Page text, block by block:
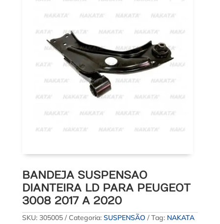
BANDEJA SUSPENSAO
DIANTEIRA LD PARA PEUGEOT
3008 2017 A 2020
SKU: 305005 Categoria: SUSPENSÃO Tag: NAKATA